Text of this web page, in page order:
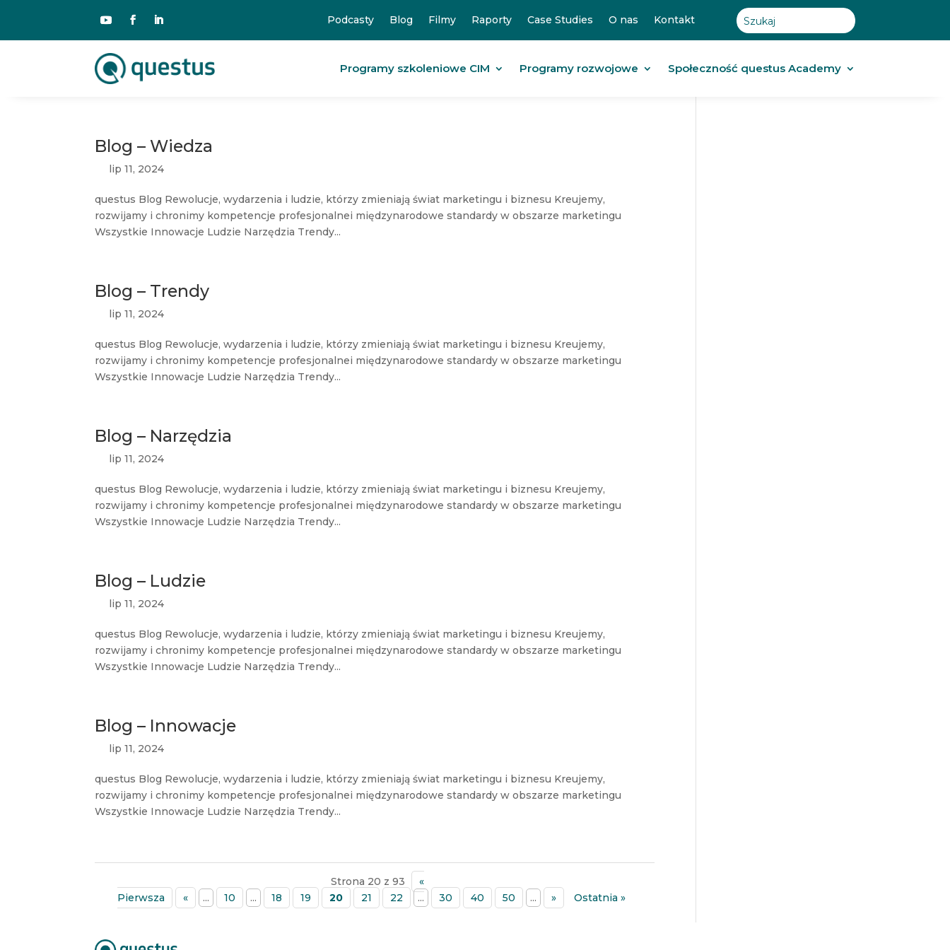
Podcasty Blog Filmy Raporty Case Studies O nas Kontakt
Programy szkoleniowe CIM Programy rozwojowe Społeczność questus Academy
Blog – Wiedza
lip 11, 2024
questus Blog Rewolucje, wydarzenia i ludzie, którzy zmieniają świat marketingu i biznesu Kreujemy,
rozwijamy i chronimy kompetencje profesjonalnei międzynarodowe standardy w obszarze marketingu
Wszystkie Innowacje Ludzie Narzędzia Trendy...
Blog – Trendy
lip 11, 2024
questus Blog Rewolucje, wydarzenia i ludzie, którzy zmieniają świat marketingu i biznesu Kreujemy,
rozwijamy i chronimy kompetencje profesjonalnei międzynarodowe standardy w obszarze marketingu
Wszystkie Innowacje Ludzie Narzędzia Trendy...
Blog – Narzędzia
lip 11, 2024
questus Blog Rewolucje, wydarzenia i ludzie, którzy zmieniają świat marketingu i biznesu Kreujemy,
rozwijamy i chronimy kompetencje profesjonalnei międzynarodowe standardy w obszarze marketingu
Wszystkie Innowacje Ludzie Narzędzia Trendy...
Blog – Ludzie
lip 11, 2024
questus Blog Rewolucje, wydarzenia i ludzie, którzy zmieniają świat marketingu i biznesu Kreujemy,
rozwijamy i chronimy kompetencje profesjonalnei międzynarodowe standardy w obszarze marketingu
Wszystkie Innowacje Ludzie Narzędzia Trendy...
Blog – Innowacje
lip 11, 2024
questus Blog Rewolucje, wydarzenia i ludzie, którzy zmieniają świat marketingu i biznesu Kreujemy,
rozwijamy i chronimy kompetencje profesjonalnei międzynarodowe standardy w obszarze marketingu
Wszystkie Innowacje Ludzie Narzędzia Trendy...
Strona 20 z 93
«
Pierwsza
« ... 10 ... 18 19 20 21 22 ... 30 40 50 ... » Ostatnia »